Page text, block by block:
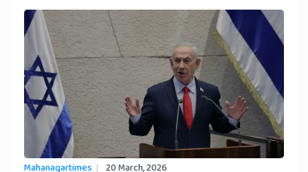
Mahanagartimes 20 March, 2026